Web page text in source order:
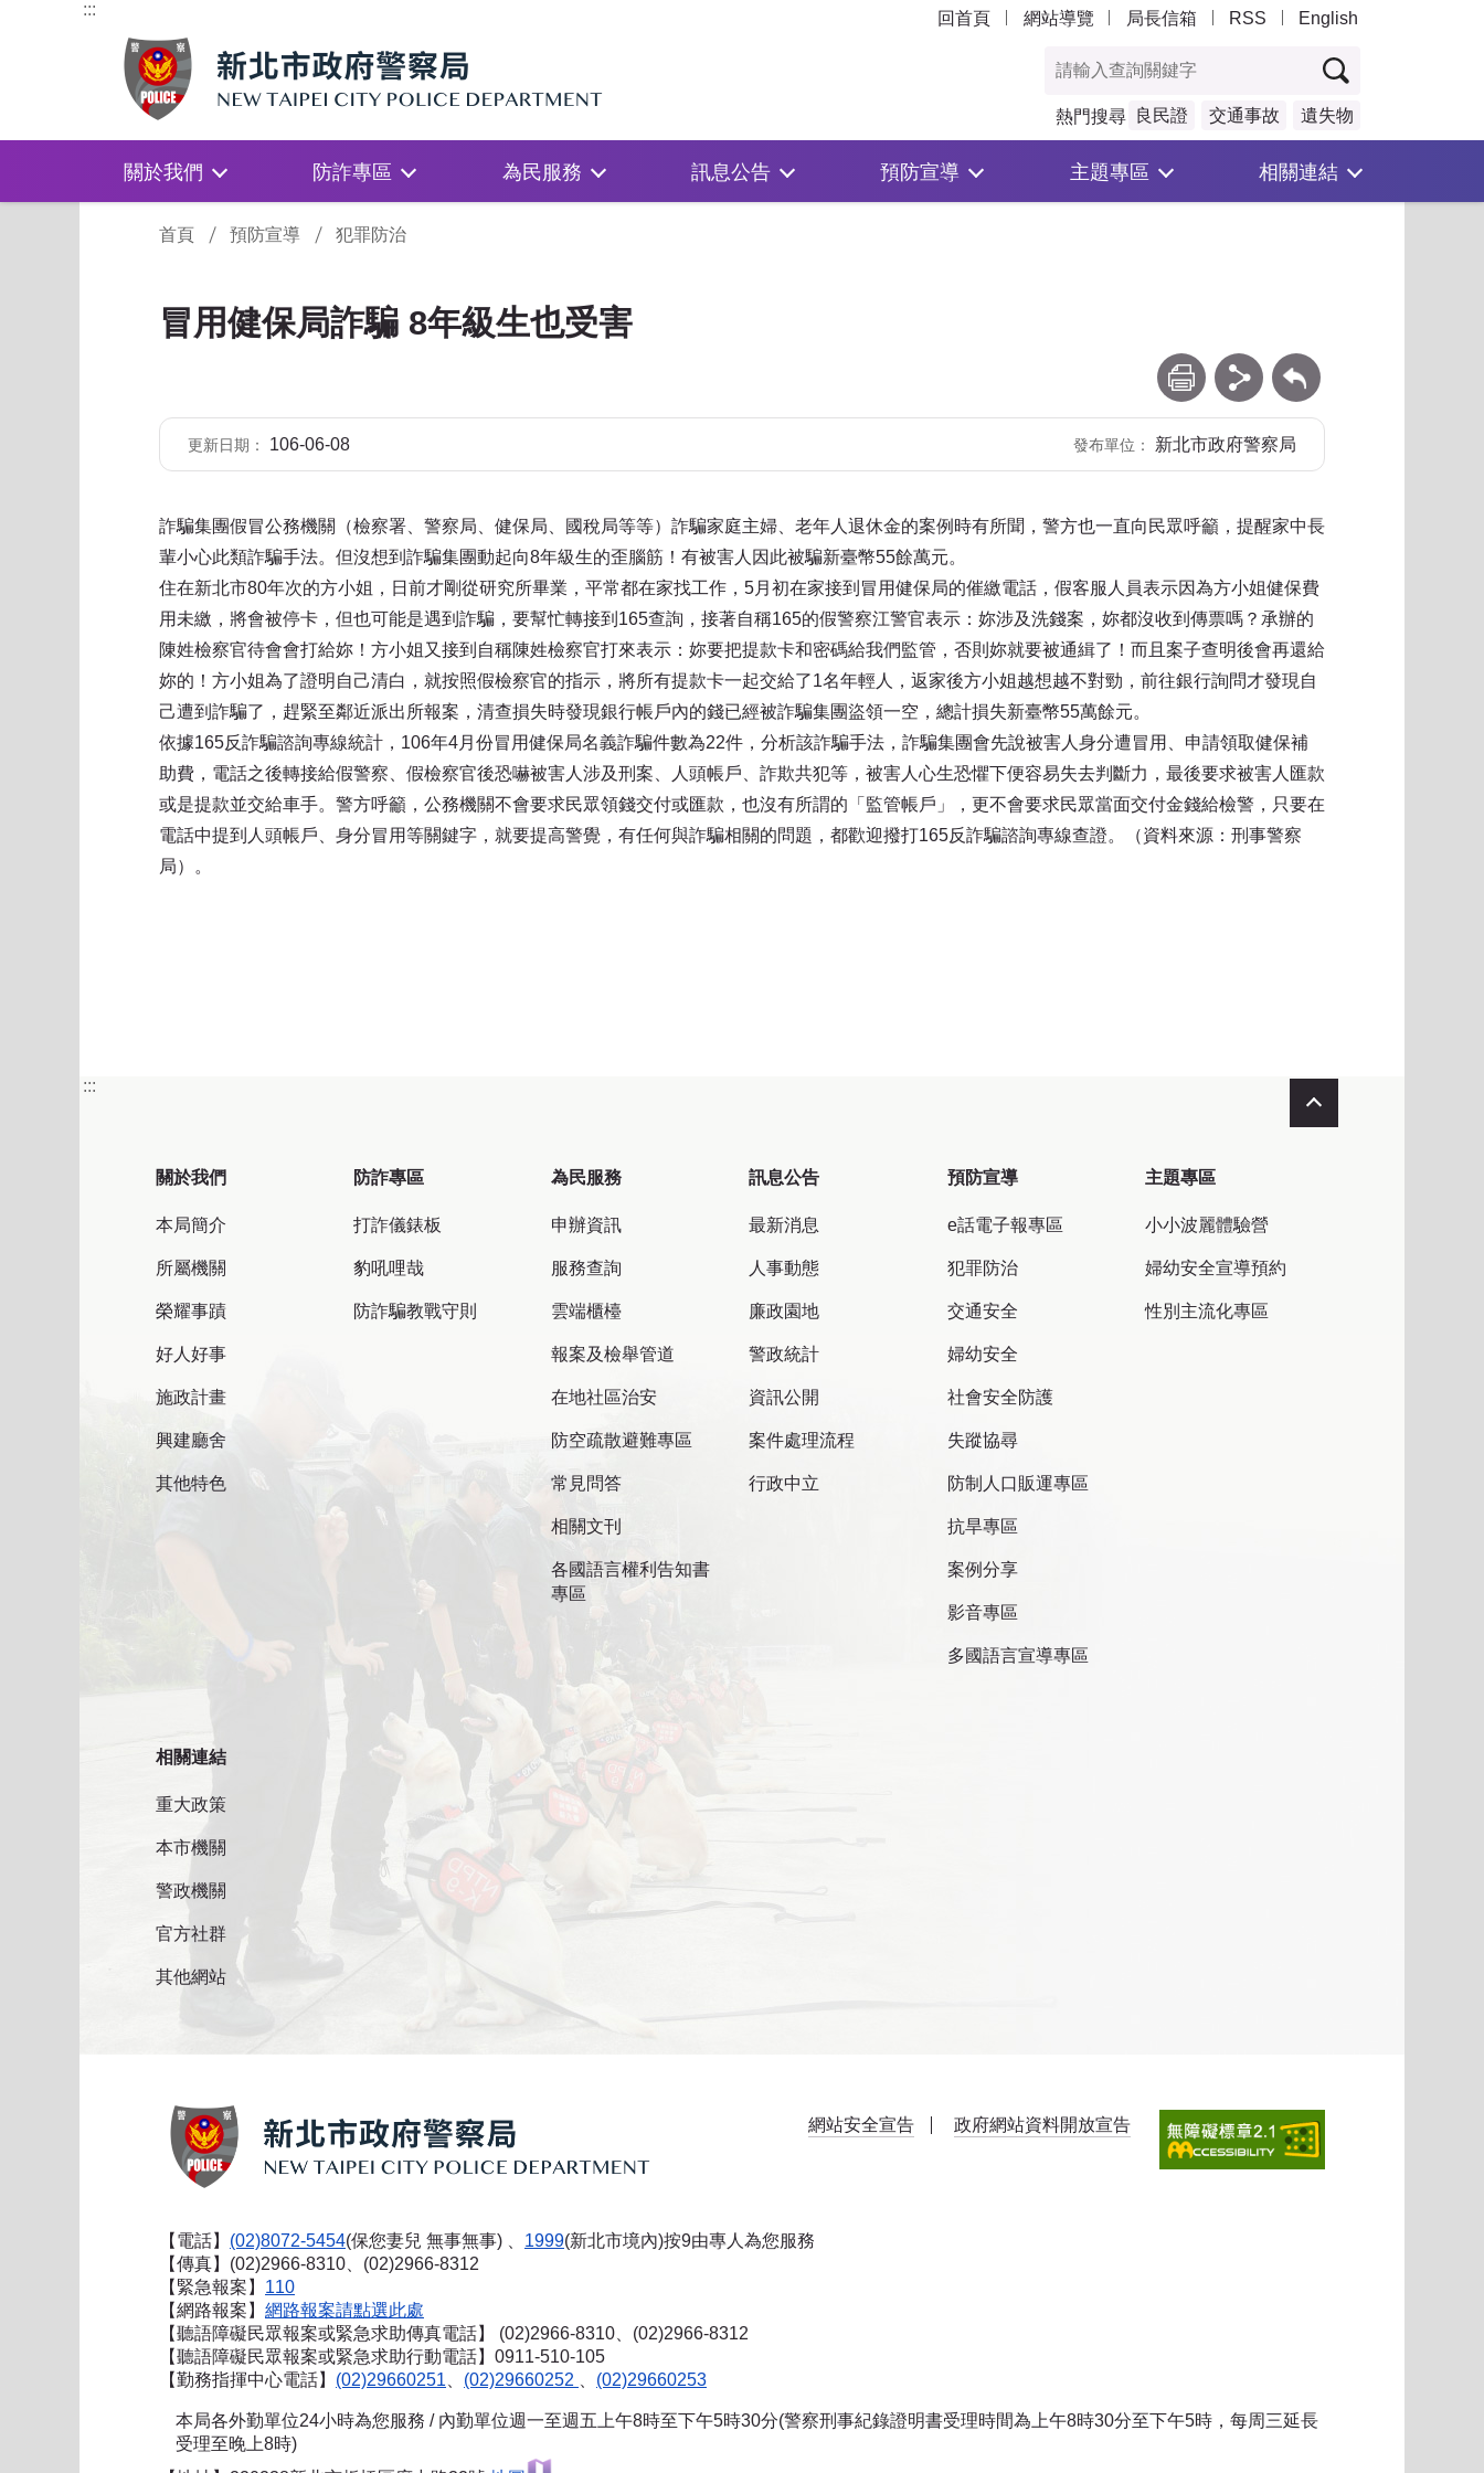
::: 回首頁 網站導覽 局長信箱 RSS English
熱門搜尋 良民證 交通事故 遺失物
關於我們 防詐專區 為民服務 訊息公告 預防宣導 主題專區 相關連結
首頁
預防宣導 犯罪防治
冒用健保局詐騙 8年級生也受害
列印 分享 回上一頁
更新日期 106-06-08 發布單位 新北市政府警察局
詐騙集團假冒公務機關（檢察署、警察局、健保局、國稅局等等）詐騙家庭主婦、老年人退休金的案例時有所聞，警方也一直向民眾呼籲，提醒家中長
輩小心此類詐騙手法。但沒想到詐騙集團動起向8年級生的歪腦筋！有被害人因此被騙新臺幣55餘萬元。
住在新北市80年次的方小姐，日前才剛從研究所畢業，平常都在家找工作，5月初在家接到冒用健保局的催繳電話，假客服人員表示因為方小姐健保費
用未繳，將會被停卡，但也可能是遇到詐騙，要幫忙轉接到165查詢，接著自稱165的假警察江警官表示：妳涉及洗錢案，妳都沒收到傳票嗎？承辦的
陳姓檢察官待會會打給妳！方小姐又接到自稱陳姓檢察官打來表示：妳要把提款卡和密碼給我們監管，否則妳就要被通緝了！而且案子查明後會再還給
妳的！方小姐為了證明自己清白，就按照假檢察官的指示，將所有提款卡一起交給了1名年輕人，返家後方小姐越想越不對勁，前往銀行詢問才發現自
己遭到詐騙了，趕緊至鄰近派出所報案，清查損失時發現銀行帳戶內的錢已經被詐騙集團盜領一空，總計損失新臺幣55萬餘元。
依據165反詐騙諮詢專線統計，106年4月份冒用健保局名義詐騙件數為22件，分析該詐騙手法，詐騙集團會先說被害人身分遭冒用、申請領取健保補
助費，電話之後轉接給假警察、假檢察官後恐嚇被害人涉及刑案、人頭帳戶、詐欺共犯等，被害人心生恐懼下便容易失去判斷力，最後要求被害人匯款
或是提款並交給車手。警方呼籲，公務機關不會要求民眾領錢交付或匯款，也沒有所謂的「監管帳戶」，更不會要求民眾當面交付金錢給檢警，只要在
電話中提到人頭帳戶、身分冒用等關鍵字，就要提高警覺，有任何與詐騙相關的問題，都歡迎撥打165反詐騙諮詢專線查證。（資料來源：刑事警察
局）。
:::
關於我們
本局簡介
所屬機關
榮耀事蹟
好人好事
施政計畫
興建廳舍
其他特色
防詐專區
打詐儀錶板
豹吼哩哉
防詐騙教戰守則
為民服務
申辦資訊
服務查詢
雲端櫃檯
報案及檢舉管道
在地社區治安
防空疏散避難專區
常見問答
相關文刊
各國語言權利告知書
專區
訊息公告
最新消息
人事動態
廉政園地
警政統計
資訊公開
案件處理流程
行政中立
預防宣導
e話電子報專區
犯罪防治
交通安全
婦幼安全
社會安全防護
失蹤協尋
防制人口販運專區
抗旱專區
案例分享
影音專區
多國語言宣導專區
主題專區
小小波麗體驗營
婦幼安全宣導預約
性別主流化專區
相關連結
重大政策
本市機關
警政機關
官方社群
其他網站
【電話】 (02)8072-5454(保您妻兒 無事無事) 、 1999(新北市境內)按9由專人為您服務
【傳真】(02)2966-8310、(02)2966-8312
【緊急報案】 110
【網路報案】 網路報案請點選此處
【聽語障礙民眾報案或緊急求助傳真電話】
(02)2966-8310、(02)2966-8312
【聽語障礙民眾報案或緊急求助行動電話】0911-510-105
【勤務指揮中心電話】 (02)29660251 (02)29660252 (02)29660253
本局各外勤單位24小時為您服務 / 內勤單位週一至週五上午8時至下午5時30分(警察刑事紀錄證明書受理時間為上午8時30分至下午5時，每周三延長
受理至晚上8時)
網站安全宣告 政府網站資料開放宣告